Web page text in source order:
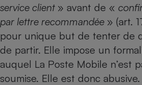
service client » avant de «
par lettre recommandée » (art.
pour unique but de tenter de
de partir. Elle impose un
auquel La Poste Mobile n’est
soumise. Elle est donc abusive.